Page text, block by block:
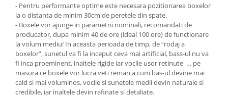
- Pentru performante optime este necesara pozitionarea boxelor
la o distanta de minim 30cm de peretele din spate.
- Boxele vor ajunge in parametrii nominali, recomandati de
producator, dupa minim 40 de ore (ideal 100 ore) de functionare
la volum mediu! In aceasta perioada de timp, de “rodaj a
boxelor”, sunetul va fi la inceput ceva mai artificial, bass-ul nu va
fi inca proeminent, inaltele rigide iar vocile usor retinute … pe
masura ce boxele vor lucra veti remarca cum bas-ul devine mai
cald si mai voluminos, vocile si sunetele medii devin naturale si
credibile, iar inaltele devin rafinate si detaliate.